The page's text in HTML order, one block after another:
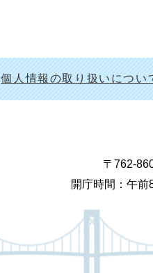
個人情報の取り扱いについ
〒762-
開庁時間：午前